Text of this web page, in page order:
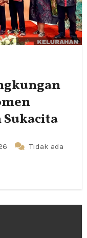
Sukacita
Tidak ada